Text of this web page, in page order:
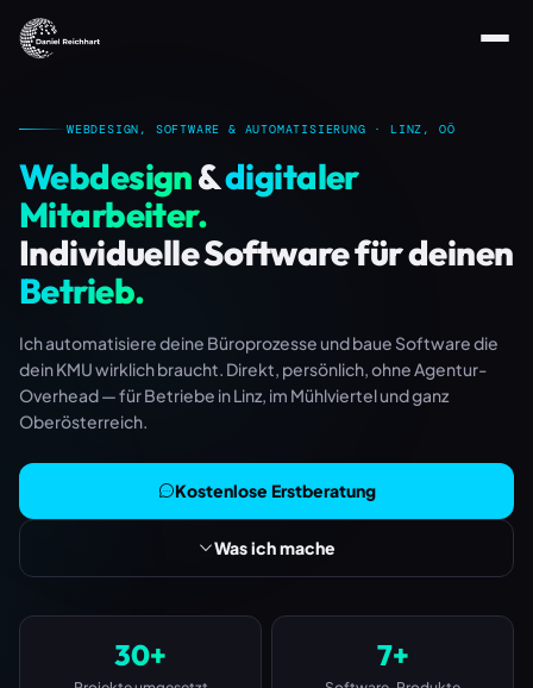
Daniel Reichhart ist ein Webentwickler und
WEBDESIGN, SOFTWARE & AUTOMATISIERUNG · LINZ, OÖ
Webdesign&digitaler
Mitarbeiter.
Individuelle Software für deinen
Betrieb.
Ich automatisiere deine Büroprozesse und baue Software die
dein KMU wirklich braucht. Direkt, persönlich, ohne Agentur-
Overhead — für Betriebe in Linz, im Mühlviertel und ganz
Oberösterreich.
Kostenlose Erstberatung
Was ich mache
30+ 7+